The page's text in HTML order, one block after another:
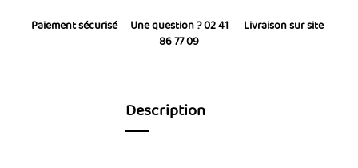
Paiement sécurisé
Une question ? 02 41
86 77 09
Livraison sur site
Description